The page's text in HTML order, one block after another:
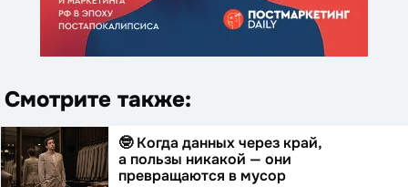
Смотрите также:
🤓 Когда данных через край,
а пользы никакой — они
превращаются в мусор